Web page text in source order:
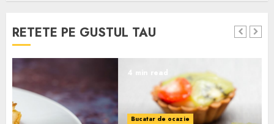
RETETE PE GUSTUL TAU
Bucatar de ocazie